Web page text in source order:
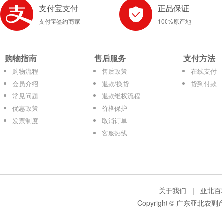
支付宝支付
支付宝签约商家
正品保证
100%原产地
购物指南
购物流程
会员介绍
常见问题
优惠政策
发票制度
售后服务
售后政策
退款/换货
退款维权流程
价格保护
取消订单
客服热线
支付方法
在线支付
货到付款
关于我们 | 亚北
Copyright © 广东亚北农副